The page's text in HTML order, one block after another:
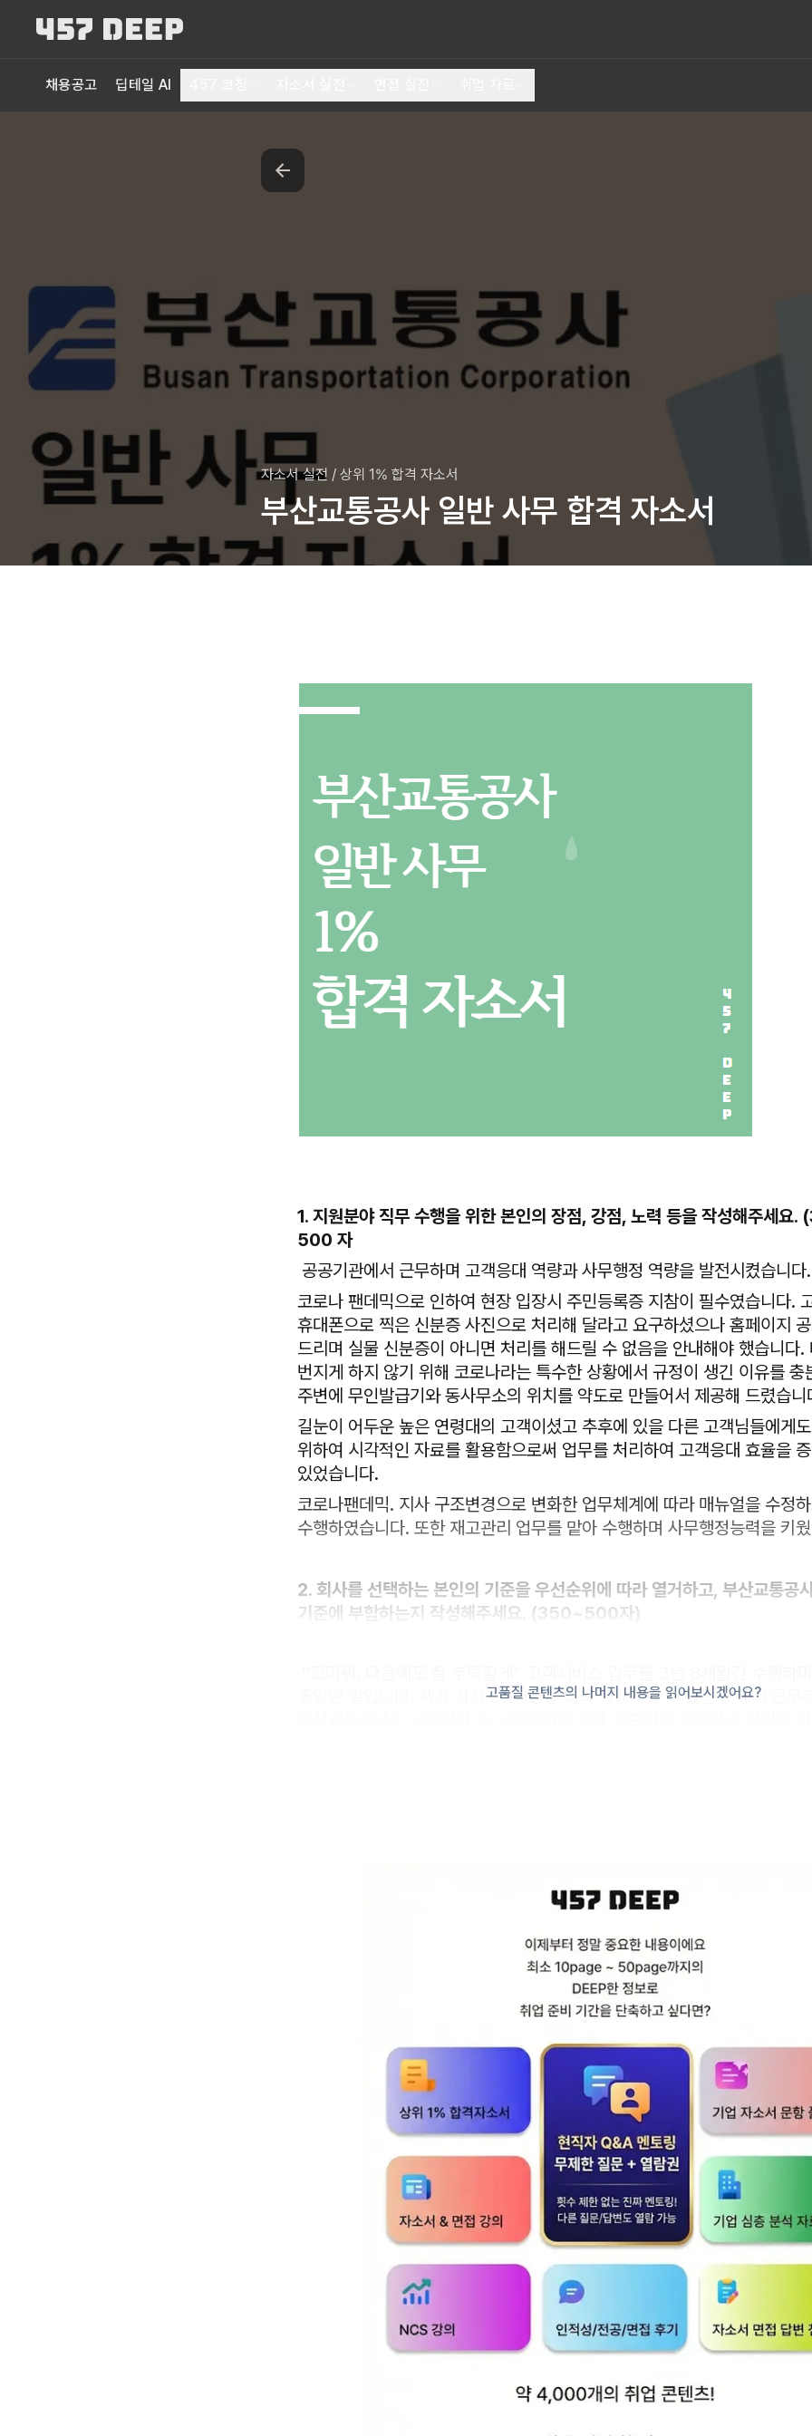
채용공고 딥테일 AI
자소서 실전 / 상위 1% 합격 자소서
부산교통공사 일반 사무 합격 자소서
1. 지원분야 직무 수행을 위한 본인의 장점, 강점, 노력 등을 작성해주세
500 자
공공기관에서 근무하며 고객응대 역량과 사무행정 역량을 발전시켰습니다.
코로나 팬데믹으로 인하여 현장 입장시 주민등록증 지참이 필수였습니다.
휴대폰으로 찍은 신분증 사진으로 처리해 달라고 요구하셨으나 홈페이지
드리며 실물 신분증이 아니면 처리를 해드릴 수 없음을 안내해야 했습니다.
번지게 하지 않기 위해 코로나라는 특수한 상황에서 규정이 생긴 이유를 충
주변에 무인발급기와 동사무소의 위치를 약도로 만들어서 제공해 드렸습니
길눈이 어두운 높은 연령대의 고객이셨고 추후에 있을 다른 고객님들에게
위하여 시각적인 자료를 활용함으로써 업무를 처리하여 고객응대 효율을
있었습니다.
코로나팬데믹. 지사 구조변경으로 변화한 업무체계에 따라 매뉴얼을 수정
수행하였습니다. 또한 재고관리 업무를 맡아 수행하며 사무행정능력을 키
2. 회사를 선택하는 본인의 기준을 우선순위에 따라 열거하고, 부산교통공
기준에 부합하는지 작성해주세요. (350~500자)
좋았던 말입니다. 제가 가진 CS역량을 더욱 성장시킬 수 있는 곳에서 근무
고품질 콘텐츠의 나머지 내용을 읽어보시겠어요?